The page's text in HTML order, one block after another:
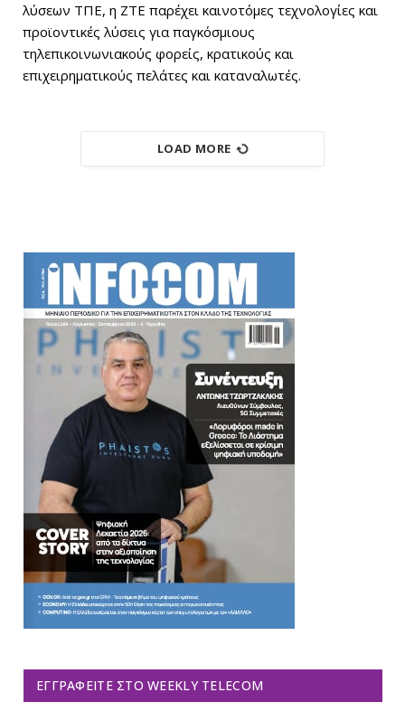
λύσεων ΤΠΕ, η ZTE παρέχει καινοτόμες τεχνολογίες και
προϊοντικές λύσεις για παγκόσμιους
τηλεπικοινωνιακούς φορείς, κρατικούς και
επιχειρηματικούς πελάτες και καταναλωτές.
LOAD MORE
ΕΓΓΡΑΦΕΊΤΕ ΣΤΟ WEEKLY TELECOM